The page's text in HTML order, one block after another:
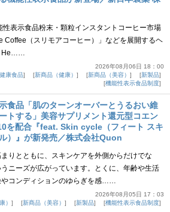
表示食品粉末・顆粒インスタントコーヒー市場
（スリモアコーヒー）」などを展開するヘ
He……
2026年08月06日 18：00
健康食品 新商品（健康） 新商品（美容）
新製品
機能性表示食品制度
食品「肌のターンオーバーとうるおい維
トする」美容サプリメント還元型コエン
を配合『feat. Skin cycle（フィート スキ
）』が新発売／株式会社Quon
りとともに、スキンケアを外側からだけでな
ニーズが広がっています。とくに、年齢や生活
やコンディションのゆらぎを感……
2026年08月05日 17：03
）
新商品（美容） 新製品 機能性表示食品制度